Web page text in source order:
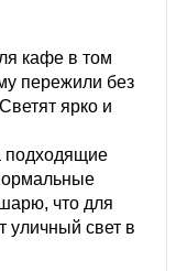
кафе в том
пережили без
ярко и
подходящие
что для
уличный свет в